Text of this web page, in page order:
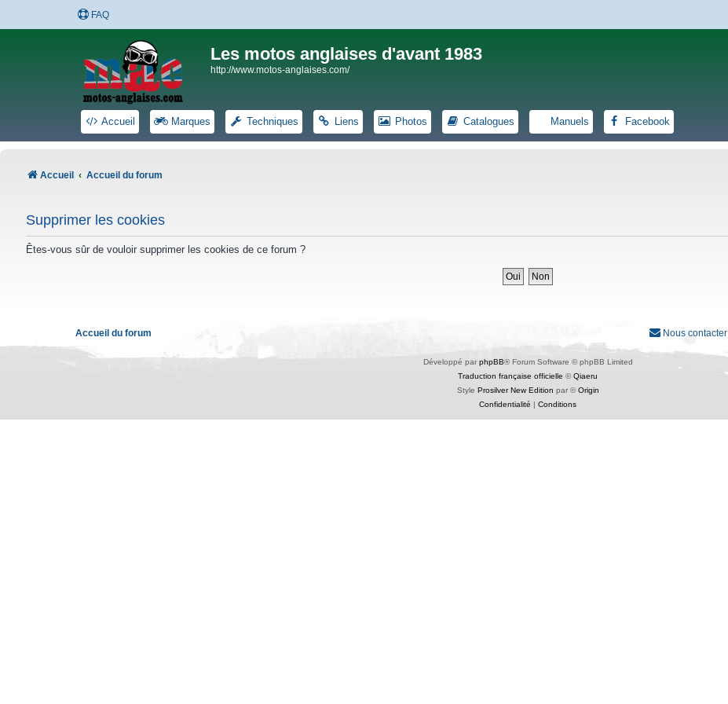
FAQ
Les motos anglaises d'avant 1983
http://www.motos-anglaises.com/
Accueil Marques Techniques Liens Photos Catalogues Manuels Facebook
Accueil Accueil du forum
Supprimer les cookies
Êtes-vous sûr de vouloir supprimer les cookies de ce forum ?
Accueil du forum Nous contacter
Développé par phpBB® Forum Software © phpBB Limited
Traduction française officielle ©Qiaeru
Style Prosilver New Edition par ©Origin
Confidentialité | Conditions